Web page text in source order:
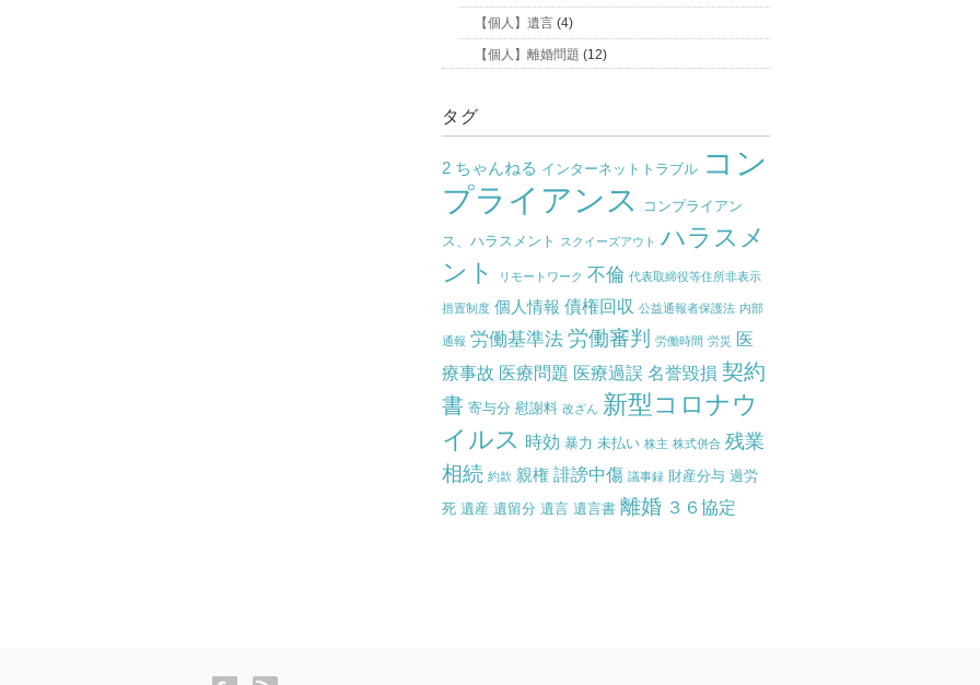
【個人】遺言 (4)
【個人】離婚問題 (12)
タグ
2 ちゃんねる インターネットトラブル コン
プライアンス
コンプライアン
ス、ハラスメント スクイーズアウト ハラスメ
ント
リモートワーク 不倫 代表取締役等住所非表示
措置制度 個人情報 債権回収 公益通報者保護法 内部
通報 労働基準法 労働審判 労働時間 労災
医
療事故 医療問題 医療過誤 名誉毀損 契約
書 寄与分 慰謝料 改ざん 新型コロナウ
イルス 時効 暴力 未払い 株主 株式併合 残業
相続 約款 親権 誹謗中傷 議事録 財産分与 過労
死 遺産 遺留分 遺言 遺言書 離婚 ３６協定